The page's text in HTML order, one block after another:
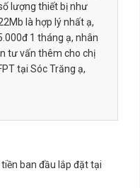
lượng thiết bị như
là hợp lý nhất ạ,
1 tháng ạ, nhân
tư vấn thêm cho chị
tại Sóc Trăng ạ,
ban đầu lắp đặt tại